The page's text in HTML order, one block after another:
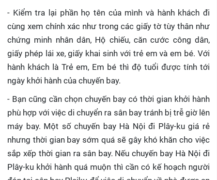
- Kiểm tra lại phần họ tên của mình và hành khách đi
cùng xem chính xác như trong các giấy tờ tùy thân như
chứng minh nhân dân, Hộ chiếu, căn cước công dân,
giấy phép lái xe, giấy khai sinh với trẻ em và em bé. Với
hành khách là Trẻ em, Em bé thì độ tuổi được tính tới
ngày khởi hành của chuyến bay.
- Bạn cũng cần chọn chuyến bay có thời gian khởi hành
phù hợp với việc di chuyển ra sân bay tránh bị trễ giờ lên
máy bay. Một số chuyến bay Hà Nội đi Plây-ku giá rẻ
nhưng thời gian bay sớm quá sẽ gây khó khăn cho việc
sắp xếp thời gian ra sân bay. Nếu chuyến bay Hà Nội đi
Plây-ku khởi hành quá muộn thì cần có kế hoạch người